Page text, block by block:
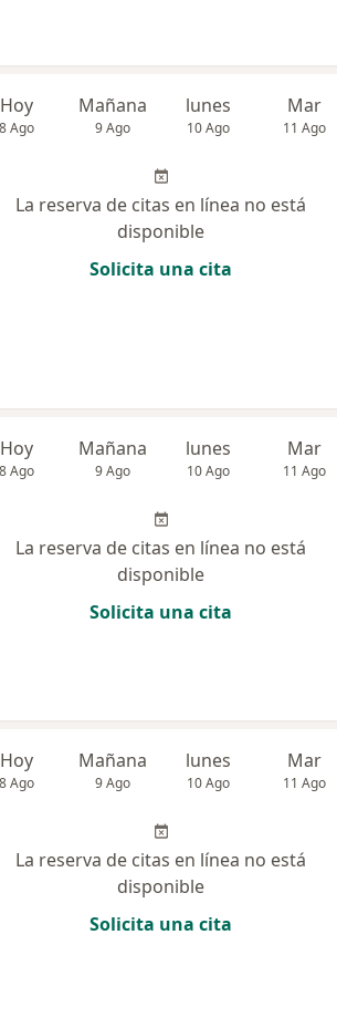
Hoy
8 Ago
Mañana
9 Ago
lunes
10 Ago
Mar
11 Ago
La reserva de citas en línea no está
disponible
Solicita una cita
Hoy
8 Ago
Mañana
9 Ago
lunes
10 Ago
Mar
11 Ago
La reserva de citas en línea no está
disponible
Solicita una cita
Hoy
8 Ago
Mañana
9 Ago
lunes
10 Ago
Mar
11 Ago
La reserva de citas en línea no está
disponible
Solicita una cita